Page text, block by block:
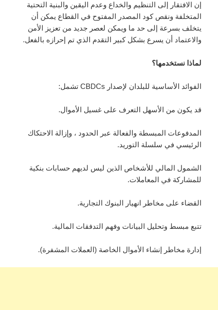
إن الافتقار إلى التنظيم والخداع وعدم اليقين والبنية التحتية
المتخلفة ونقص كود المصدر المفتوح في القطاع يمكن أن
يتخلف بسرعة إلى حد ما ويمكن لعصر جديد من تعزيز الأمن
والاعتماد أن يسرع بشكل كبير التقدم الذي تم إحرازه بالفعل.
لماذا نستخدمها؟
الفوائد الأساسية للبلدان لإصدار CBDCs تشمل:
قد يكون من الأسهل التعرف على غسيل الأموال.
المدفوعات المبسطة والفعالة عبر الحدود ، وإزالة الاحتكاك
الرئيسي في سلسلة التوريد.
الشمول المالي للأشخاص الذين ليس لديهم حسابات بنكية
للمشاركة في المعاملات.
القضاء على مخاطر انهيار البنوك التجارية.
تتبع مبسط وتحليل البيانات وفهم التدفقات المالية.
إدارة مخاطر إنشاء الأموال الخاصة (العملات المشفرة).